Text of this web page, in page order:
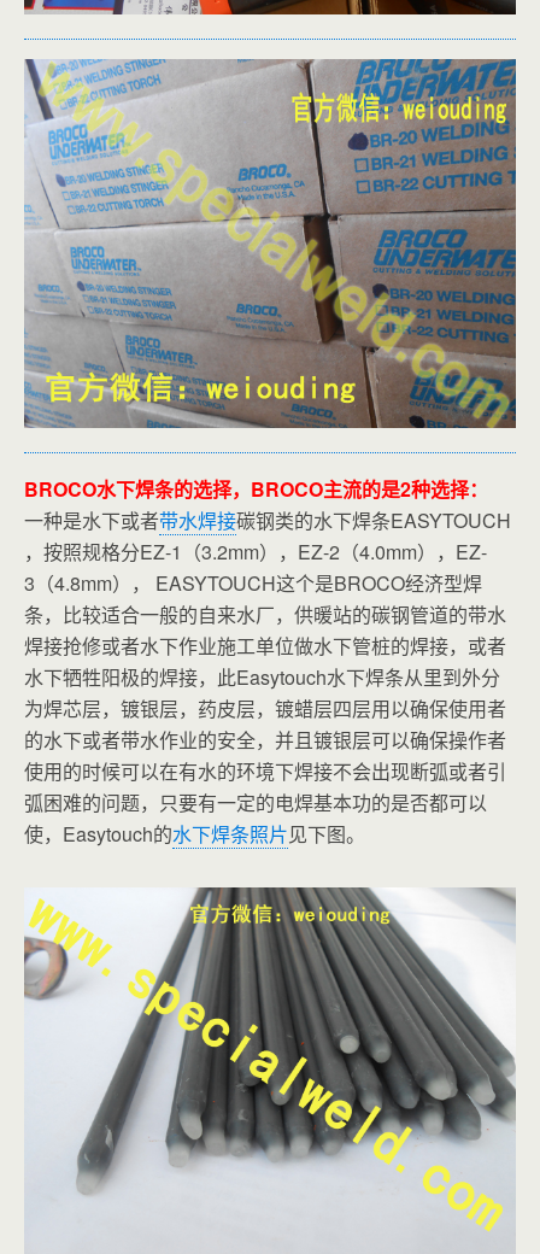
BROCO水下焊条的选择，BROCO主流的是2种选择：
一种是水下或者带水焊接碳钢类的水下焊条EASYTOUCH
，按照规格分EZ-1（3.2mm），EZ-2（4.0mm），EZ-
3（4.8mm）， EASYTOUCH这个是BROCO经济型焊
条，比较适合一般的自来水厂，供暖站的碳钢管道的带水
焊接抢修或者水下作业施工单位做水下管桩的焊接，或者
水下牺牲阳极的焊接，此Easytouch水下焊条从里到外分
为焊芯层，镀银层，药皮层，镀蜡层四层用以确保使用者
的水下或者带水作业的安全，并且镀银层可以确保操作者
使用的时候可以在有水的环境下焊接不会出现断弧或者引
弧困难的问题，只要有一定的电焊基本功的是否都可以
使，Easytouch的水下焊条照片见下图。